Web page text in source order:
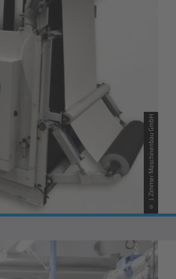
© J. Zimmer Maschinenbau GmbH